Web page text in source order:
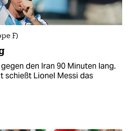
F)
den Iran 90 Minuten lang.
schießt Lionel Messi das